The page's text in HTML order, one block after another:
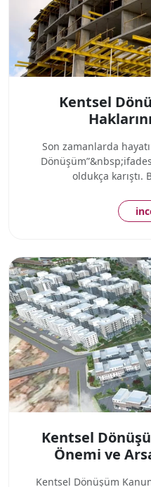
Kentsel
Son zamanlarda
oldukça karıştı.
Kentsel
Önemi ve
Kentsel Dönüşüm